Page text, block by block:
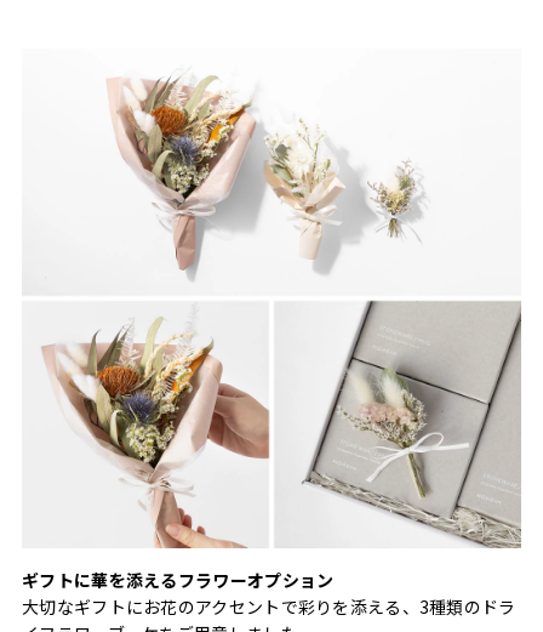
ギフトに華を添えるフラワーオプション
大切なギフトにお花のアクセントで彩りを添える、3種類のドラ